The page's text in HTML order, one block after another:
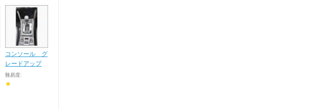
コンソール グ
レードアップ
難易度:
★